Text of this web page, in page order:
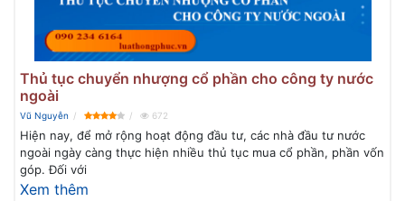
Thủ tục chuyển nhượng cổ phần cho công ty nước
ngoài
Vũ Nguyễn 672
Hiện nay, để mở rộng hoạt động đầu tư, các nhà đầu tư nước
ngoài ngày càng thực hiện nhiều thủ tục mua cổ phần, phần vốn
góp. Đối với
Xem thêm